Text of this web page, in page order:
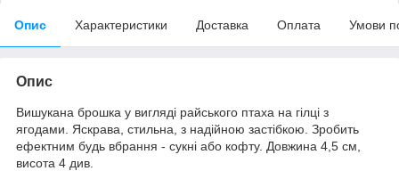
Опис Характеристики Доставка Оплата Умови
Опис
Вишукана брошка у вигляді райського птаха на гілці з
ягодами. Яскрава, стильна, з надійною застібкою. Зробить
ефектним будь вбрання - сукні або кофту. Довжина 4,5 см,
висота 4 див.